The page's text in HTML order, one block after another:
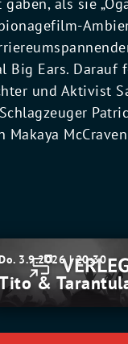
Ears. Darauf
und Aktivist
3.9.2026 | 20:30
&